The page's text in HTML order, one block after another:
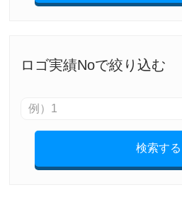
ロゴ実績Noで絞り込む
検索する